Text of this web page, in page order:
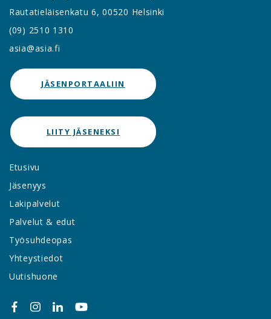
Rautatieläisenkatu 6, 00520 Helsinki
(09) 2510 1310
asia@asia.fi
JÄSENPORTAALIIN
LIITY JÄSENEKSI
Etusivu
Jäsenyys
Lakipalvelut
Palvelut & edut
Työsuhdeopas
Yhteystiedot
Uutishuone